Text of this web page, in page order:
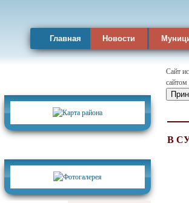
Главная Новости
Сайт
сайтом
В